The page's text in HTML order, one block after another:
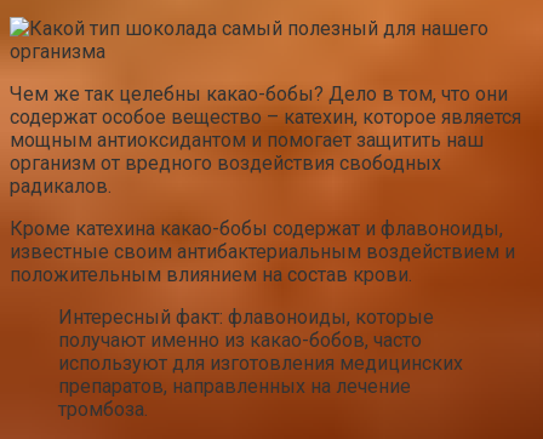
Чем же так целебны какао-бобы? Дело в том, что они
содержат особое вещество – катехин, которое является
мощным антиоксидантом и помогает защитить наш
организм от вредного воздействия свободных
радикалов.
Кроме катехина какао-бобы содержат и флавоноиды,
известные своим антибактериальным воздействием и
положительным влиянием на состав крови.
Интересный факт: флавоноиды, которые
получают именно из какао-бобов, часто
используют для изготовления медицинских
препаратов, направленных на лечение
тромбоза.